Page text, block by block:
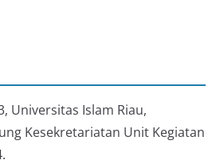
Universitas Islam Riau,
Kesekretariatan Unit Kegiatan